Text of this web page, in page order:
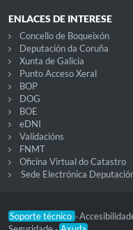
ENLACES DE INTERESE
Concello de Boqueixón
Deputación da Coruña
Xunta de Galicia
Punto Acceso Xeral
BOP
DOG
BOE
eDNI
Validacións
FNMT
Oficina Virtual do Catastro
Sede Electrónica
Soporte técnico -